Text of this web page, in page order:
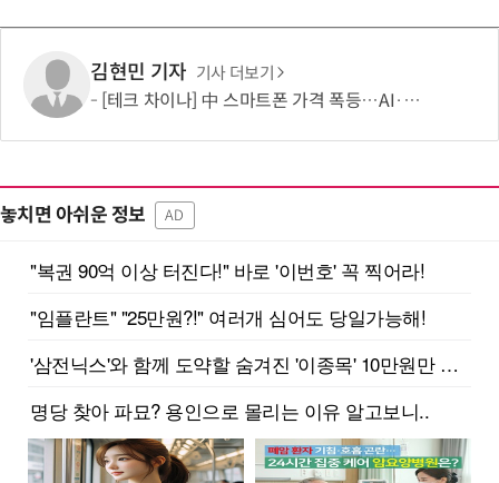
김현민 기자 기사 더보기
[테크 차이나] 中 스마트폰 가격 폭등…AI·5G로 모바일 산업 패러다임 전환 모색
놓치면 아쉬운 정보 AD